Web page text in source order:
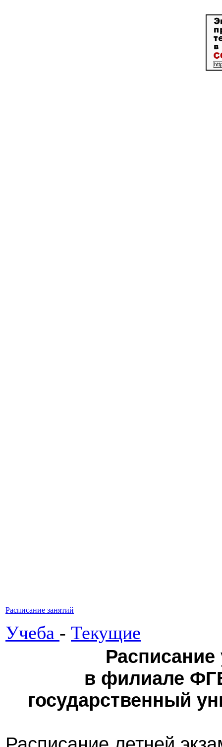
Расписание занятий
Учеба - Текущие
в филиале
государственный